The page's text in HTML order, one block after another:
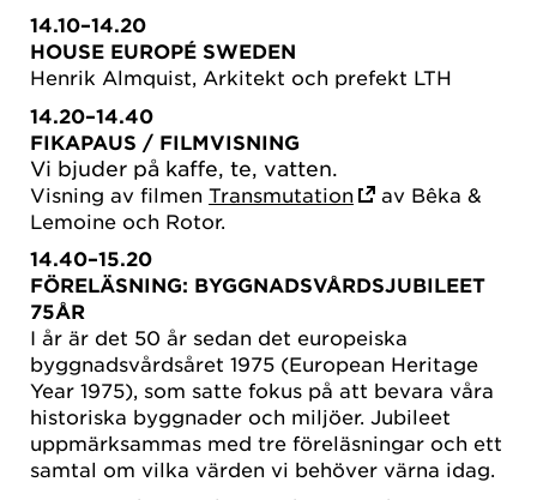
14.10–14.20
HOUSE EUROPÉ SWEDEN
Henrik Almquist, Arkitekt och prefekt LTH
14.20–14.40
FIKAPAUS / FILMVISNING
Vi bjuder på kaffe, te, vatten.
Visning av filmen Transmutation
av Bêka &
Lemoine och Rotor.
14.40–15.20
FÖRELÄSNING: BYGGNADSVÅRDSJUBILEET
75ÅR
I år är det 50 år sedan det europeiska
byggnadsvårdsåret 1975 (European Heritage
Year 1975), som satte fokus på att bevara våra
historiska byggnader och miljöer. Jubileet
uppmärksammas med tre föreläsningar och ett
samtal om vilka värden vi behöver värna idag.